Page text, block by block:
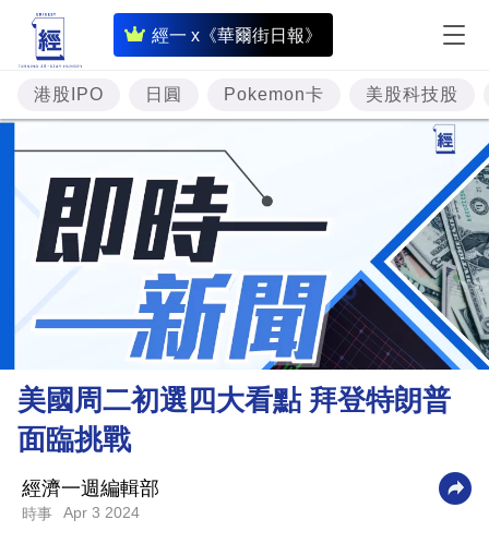
經一 x《華爾街日報》
即
時
財
經
專
題
投
資
樓
市
財
業
科
港股IPO 日圓 Pokemon卡 美股科技股
美國周二初選四大看點 拜登特朗普
面臨挑戰
經濟一週編輯部
時事 Apr 3 2024